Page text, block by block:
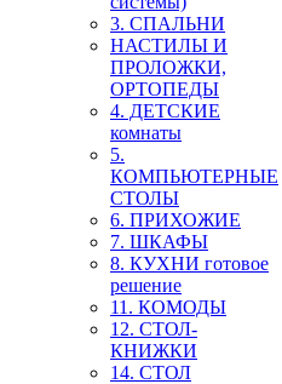
3. СПАЛЬНИ
НАСТИЛЫ И
ПРОЛОЖКИ,
ОРТОПЕДЫ
4. ДЕТСКИЕ
комнаты
5.
КОМПЬЮТЕРНЫЕ
СТОЛЫ
6. ПРИХОЖИЕ
7. ШКАФЫ
8. КУХНИ готовое
решение
11. КОМОДЫ
12. СТОЛ-
КНИЖКИ
14. СТОЛ